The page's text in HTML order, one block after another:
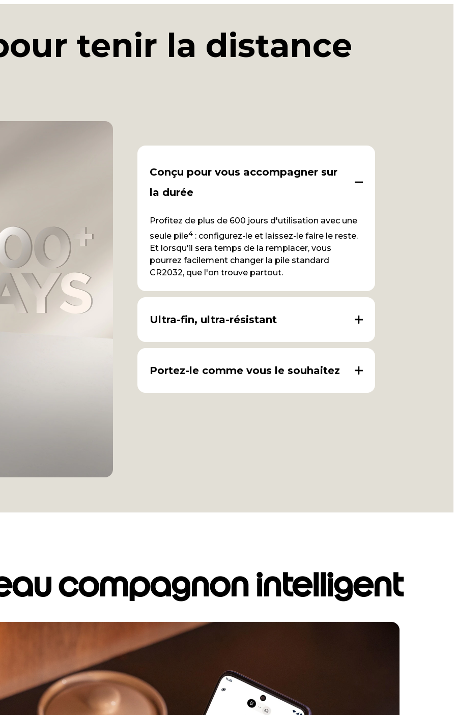
tenir la distance
Conçu pour vous accompagner sur
la durée
Profitez de plus de 600 jours d'utilisation avec une
seule pile4: configurez-le et laissez-le faire le reste.
Et lorsqu'il sera temps de la remplacer, vous
pourrez facilement changer la pile standard
CR2032, que l'on trouve partout.
Ultra-fin, ultra-résistant
Portez-le comme vous le souhaitez
compagnon intelligent